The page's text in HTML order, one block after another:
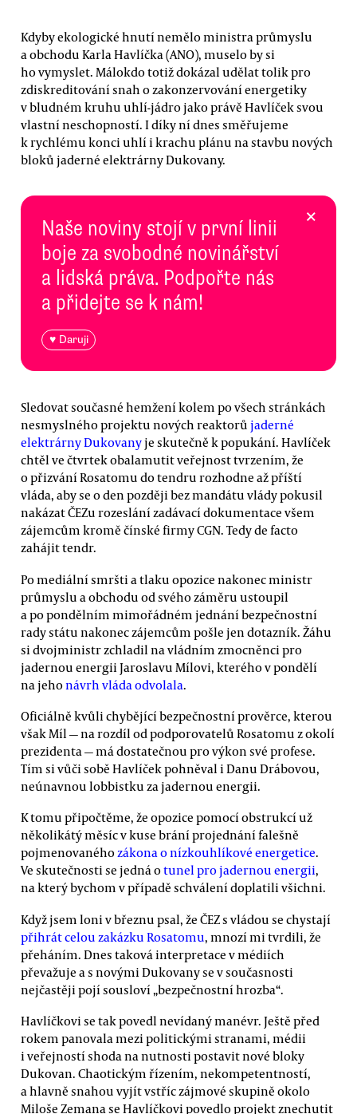
Kdyby ekologické hnutí nemělo ministra průmyslu
a obchodu Karla Havlíčka (ANO), muselo by si
ho vymyslet. Málokdo totiž dokázal udělat tolik pro
zdiskreditování snah o zakonzervování energetiky
v bludném kruhu uhlí-jádro jako právě Havlíček svou
vlastní neschopností. I díky ní dnes směřujeme
k rychlému konci uhlí i krachu plánu na stavbu nových
bloků jaderné elektrárny Dukovany.
Naše noviny stojí v první linii
boje za svobodné novinářství
a lidská práva. Podpořte nás
a přidejte se k nám!
♥ Daruji
×
Sledovat současné hemžení kolem po všech stránkách
nesmyslného projektu nových reaktorů jaderné
elektrárny Dukovanyje skutečně k popukání. Havlíček
chtěl ve čtvrtek obalamutit veřejnost tvrzením, že
o přizvání Rosatomu do tendru rozhodne až příští
vláda, aby se o den později bez mandátu vlády pokusil
nakázat ČEZu rozeslání zadávací dokumentace všem
zájemcům kromě čínské firmy CGN. Tedy de facto
zahájit tendr.
Po mediální smršti a tlaku opozice nakonec ministr
průmyslu a obchodu od svého záměru ustoupil
a po pondělním mimořádném jednání bezpečnostní
rady státu nakonec zájemcům pošle jen dotazník. Žáhu
si dvojministr zchladil na vládním zmocněnci pro
jadernou energii Jaroslavu Mílovi, kterého v pondělí
na jehonávrh vláda odvolala.
Oficiálně kvůli chybějící bezpečnostní prověrce, kterou
však Míl — na rozdíl od podporovatelů Rosatomu z okolí
prezidenta — má dostatečnou pro výkon své profese.
Tím si vůči sobě Havlíček pohněval i Danu Drábovou,
neúnavnou lobbistku za jadernou energii.
K tomu připočtěme, že opozice pomocí obstrukcí už
několikátý měsíc v kuse brání projednání falešně
pojmenovanéhozákona o nízkouhlíkové energetice.
Ve skutečnosti se jedná otunel pro jadernou energii,
na který bychom v případě schválení doplatili všichni.
Když jsem loni v březnu psal, že ČEZ s vládou se chystají
přihrát celou zakázku Rosatomu, mnozí mi tvrdili, že
přeháním. Dnes taková interpretace v médiích
převažuje a s novými Dukovany se v současnosti
nejčastěji pojí sousloví „bezpečnostní hrozba“.
Havlíčkovi se tak povedl nevídaný manévr. Ještě před
rokem panovala mezi politickými stranami, médii
i veřejností shoda na nutnosti postavit nové bloky
Dukovan. Chaotickým řízením, nekompetentností,
a hlavně snahou vyjít vstříc zájmové skupině okolo
Miloše Zemana se Havlíčkovi povedlo projekt znechutit